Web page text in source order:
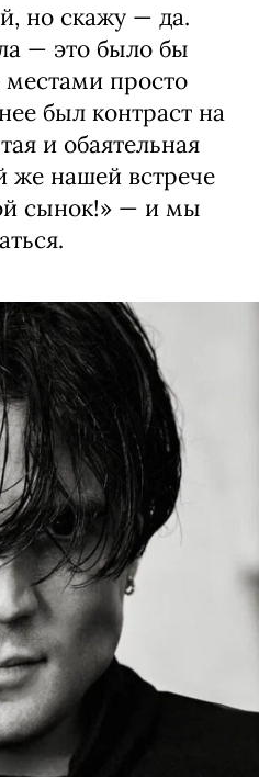
но скажу — да.
— это было бы
местами просто
был контраст на
и обаятельная
же нашей встрече
сынок!» — и мы